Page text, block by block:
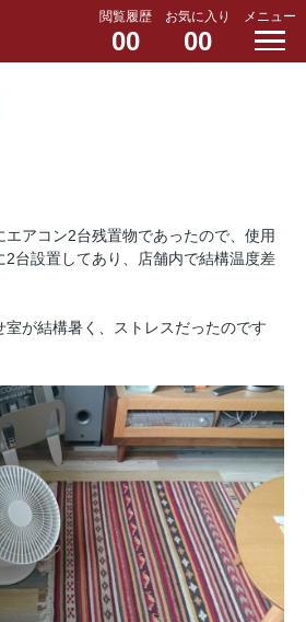
閲覧履歴
00
お気に入り
00
メニュー
アコン2台残置物であったので、使用
2台設置してあり、店舗内で結構温度差
が結構暑く、ストレスだったのです